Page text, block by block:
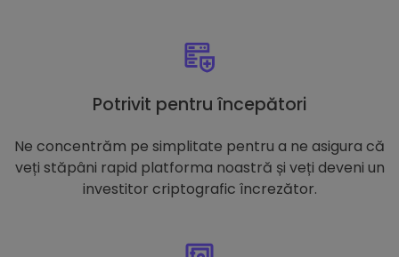
Potrivit pentru începători
Ne concentrăm pe simplitate pentru a ne asigura că
veți stăpâni rapid platforma noastră și veți deveni un
investitor criptografic încrezător.